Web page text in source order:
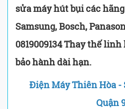
sửa máy hút bụi các
Samsung, Bosch,
0819009134 Thay thế
bảo hành dài hạn.
Điện Máy Thiên Hòa -
Quận